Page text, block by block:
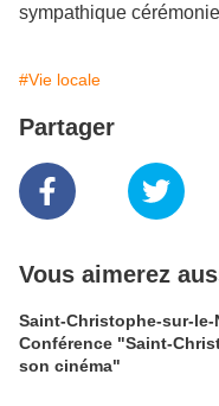
sympathique
#Vie locale
Partager
Vous aimerez
Saint-Christophe-sur-le-
Conférence "Saint-
son cinéma"